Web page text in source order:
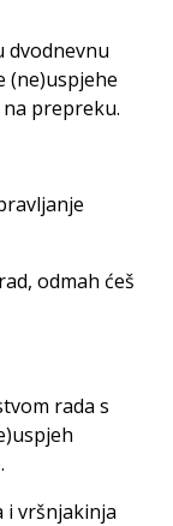
dvodnevnu
(ne)uspjehe
prepreku.
odmah ćeš
rada s
i vršnjakinja